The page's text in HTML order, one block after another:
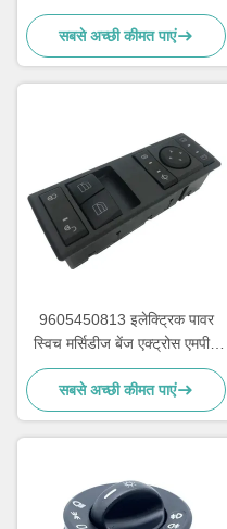
A0055451313 A0045401805
सबसे अच्छी कीमत पाएं
9605450813 इलेक्ट्रिक पावर
स्विच मर्सिडीज बेंज एक्ट्रोस एमपी4
OEM A9605450813 के लिए
सबसे अच्छी कीमत पाएं